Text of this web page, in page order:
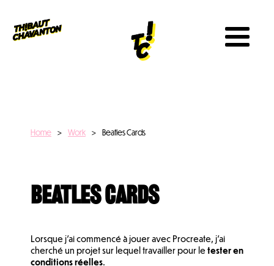
Home > Work > Beatles Cards
Beatles Cards
Lorsque j'ai commencé à jouer avec Procreate, j'ai
cherché un projet sur lequel travailler pour letester en
conditions réelles.